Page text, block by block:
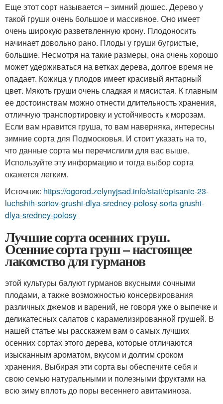
Еще этот сорт называется – зимний дюшес. Дерево у
такой груши очень большое и массивное. Оно имеет
очень широкую разветвленную крону. Плодоносить
начинает довольно рано. Плоды у груши бугристые,
большие. Несмотря на такие размеры, она очень хорошо
может удерживаться на ветках дерева, долгое время не
опадает. Кожица у плодов имеет красивый янтарный
цвет. Мякоть груши очень сладкая и мясистая. К главным
ее достоинствам можно отнести длительность хранения,
отличную транспортировку и устойчивость к морозам.
Если вам нравится груша, то вам наверняка, интересны
зимние сорта для Подмосковья. И стоит указать на то,
что данные сорта мы перечислили для вас выше.
Используйте эту информацию и тогда выбор сорта
окажется легким.
Источник: https://ogorod.zelynyjsad.info/stati/opisanie-23-
luchshih-sortov-grushi-dlya-sredney-polosy-sorta-grushi-
dlya-sredney-polosy
Лучшие сорта осенних груш.
Осенние сорта груш – настоящее
лакомство для гурманов
этой культуры балуют гурманов вкусными сочными
плодами, а также возможностью консервирования
различных джемов и варений, не говоря уже о выпечке и
деликатесных салатов с карамелизированной грушей. В
нашей статье мы расскажем вам о самых лучших
осенних сортах этого дерева, которые отличаются
изысканным ароматом, вкусом и долгим сроком
хранения. Выбирая эти сорта вы обеспечите себя и
свою семью натуральными и полезными фруктами на
всю зиму вплоть до поры весеннего авитаминоза.